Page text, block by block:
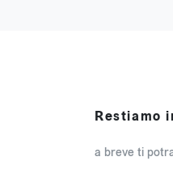
Restiamo
a breve ti